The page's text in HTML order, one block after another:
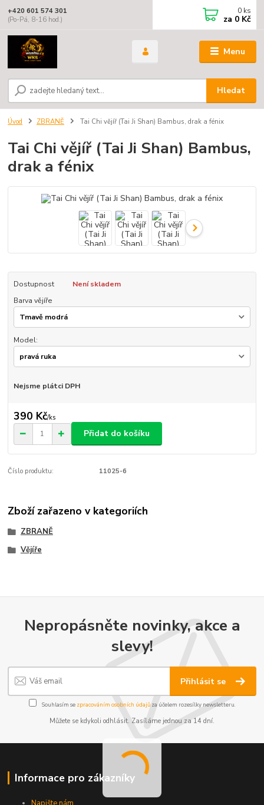
Menu
Hledat
+420 601 574 301
(Po-Pá, 8-16 hod.)
0 ks
za 0 Kč
Úvod ZBRANĚ Tai Chi vějíř (Tai Ji Shan) Bambus, drak a fénix
Tai Chi vějíř (Tai Ji Shan) Bambus,
drak a fénix
Dostupnost
Není skladem
Barva vějíře
Model:
Nejsme plátci DPH
390 Kč/ks
Přidat do košíku
Číslo produktu: 11025-6
Zboží zařazeno v kategoriích
ZBRANĚ
Vějíře
Nepropásněte novinky, akce a
slevy!
Přihlásit se
Souhlasím se zpracováním osobních údajůza účelem rozesílky newsletteru.
Můžete se kdykoli odhlásit. Zasíláme jednou za 14 dní.
Informace pro zákazníky